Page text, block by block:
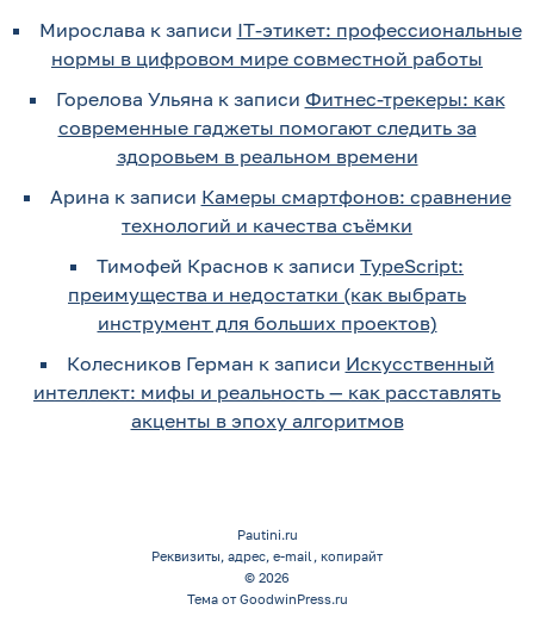
Мирослава к записи IT-этикет: профессиональные
нормы в цифровом мире совместной работы
Горелова Ульяна к записи Фитнес-трекеры: как
современные гаджеты помогают следить за
здоровьем в реальном времени
Арина к записи Камеры смартфонов: сравнение
технологий и качества съёмки
Тимофей Краснов к записи TypeScript:
преимущества и недостатки (как выбрать
инструмент для больших проектов)
Колесников Герман к записи Искусственный
интеллект: мифы и реальность — как расставлять
акценты в эпоху алгоритмов
Pautini.ru
Реквизиты, адрес, e-mail, копирайт
© 2026
Тема от GoodwinPress.ru